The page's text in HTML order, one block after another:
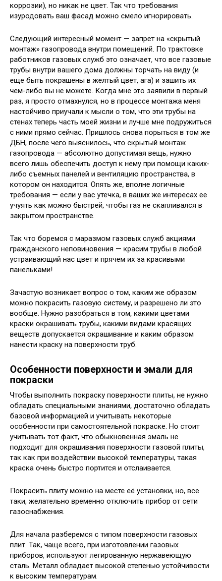
коррозии), но никак не цвет. Так что требования
изуродовать ваш фасад можно смело игнорировать.
Следующий интересный момент — запрет на «скрытый
монтаж» газопровода внутри помещений. По трактовке
работников газовых служб это означает, что все газовые
трубы внутри вашего дома должны торчать на виду (и
еще быть покрашены в желтый цвет, ага) и зашить их
чем-либо вы не можете. Когда мне это заявили в первый
раз, я просто отмахнулся, но в процессе монтажа меня
настойчиво приучали к мысли о том, что эти трубы на
стенах теперь часть моей жизни и лучше мне подружиться
с ними прямо сейчас. Пришлось снова порыться в том же
ДБН, после чего выяснилось, что скрытый монтаж
газопровода — абсолютно допустимая вещь, нужно
всего лишь обеспечить доступ к нему при помощи каких-
либо съемных панелей и вентиляцию пространства, в
котором он находится. Опять же, вполне логичные
требования — если у вас утечка, в ваших же интересах ее
учуять как можно быстрей, чтобы газ не скапливался в
закрытом пространстве.
Так что боремся с маразмом газовых служб акциями
гражданского неповиновения — красим трубы в любой
устраивающий нас цвет и прячем их за красивыми
панельками!
Зачастую возникает вопрос о том, каким же образом
можно покрасить газовую систему, и разрешено ли это
вообще. Нужно разобраться в том, какими цветами
краски окрашивать трубы, какими видами красящих
веществ допускается окрашивание и каким образом
нанести краску на поверхности труб.
Особенности поверхности и эмали для
покраски
Чтобы выполнить покраску поверхности плиты, не нужно
обладать специальными знаниями, достаточно обладать
базовой информацией и учитывать некоторые
особенности при самостоятельной покраске. Но стоит
учитывать тот факт, что обыкновенная эмаль не
подходит для окрашивания поверхности газовой плиты,
так как при воздействии высокой температуры, такая
краска очень быстро портится и отслаивается.
Покрасить плиту можно на месте её установки, но, все
таки, желательно временно отключить прибор от сети
газоснабжения.
Для начала разберемся с типом поверхности газовых
плит. Так, чаще всего, при изготовлении газовых
приборов, используют легированную нержавеющую
сталь. Металл обладает высокой степенью устойчивости
к высоким температурам.